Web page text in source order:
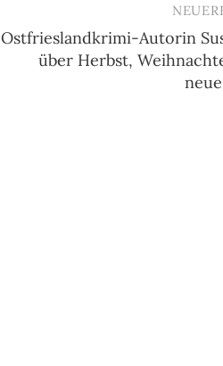
Ostfrieslandkrimi-Autorin
über Herbst,